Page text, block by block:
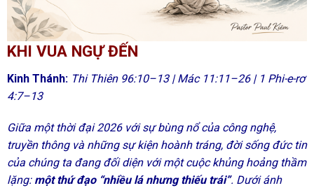
KHI VUA NGỰ ĐẾN
Kinh Thánh: Thi Thiên 96:10–13 | Mác 11:11–26 | 1 Phi-e-rơ
4:7–13
Giữa một thời đại 2026 với sự bùng nổ của công nghệ,
truyền thông và những sự kiện hoành tráng, đời sống đức tin
của chúng ta đang đối diện với một cuộc khủng hoảng thầm
lặng:một thứ đạo “nhiều lá nhưng thiếu trái”. Dưới ánh